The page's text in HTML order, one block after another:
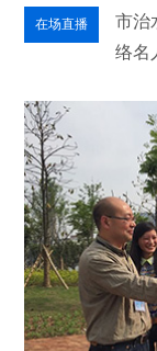
在场直播
市治
络名